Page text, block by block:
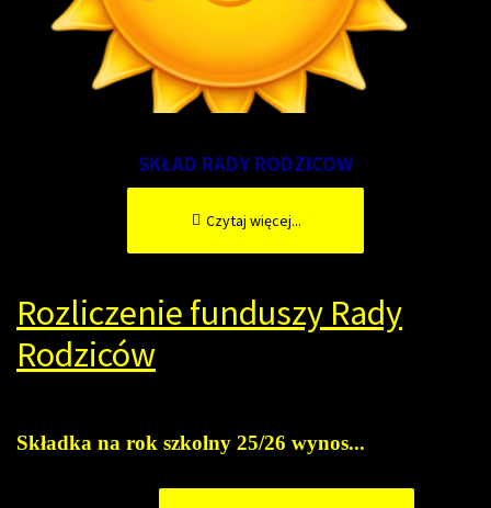
SKŁAD RADY RODZICOW
Czytaj więcej...
Rozliczenie funduszy Rady
Rodziców
Składka na rok szkolny 25/26 wynos...